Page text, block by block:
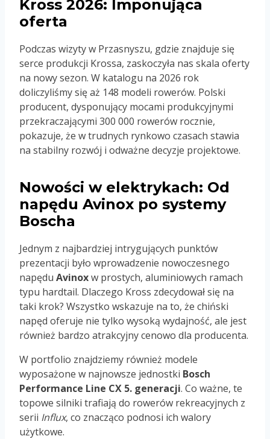
Kross 2026: Imponująca
oferta
Podczas wizyty w Przasnyszu, gdzie znajduje się
serce produkcji Krossa, zaskoczyła nas skala oferty
na nowy sezon. W katalogu na 2026 rok
doliczyliśmy się aż 148 modeli rowerów. Polski
producent, dysponujący mocami produkcyjnymi
przekraczającymi 300 000 rowerów rocznie,
pokazuje, że w trudnych rynkowo czasach stawia
na stabilny rozwój i odważne decyzje projektowe.
Nowości w elektrykach: Od
napędu Avinox po systemy
Boscha
Jednym z najbardziej intrygujących punktów
prezentacji było wprowadzenie nowoczesnego
napędu Avinoxw prostych, aluminiowych ramach
typu hardtail. Dlaczego Kross zdecydował się na
taki krok? Wszystko wskazuje na to, że chiński
napęd oferuje nie tylko wysoką wydajność, ale jest
również bardzo atrakcyjny cenowo dla producenta.
W portfolio znajdziemy również modele
wyposażone w najnowsze jednostki Bosch
Performance Line CX 5. generacji. Co ważne, te
topowe silniki trafiają do rowerów rekreacyjnych z
serii Influx, co znacząco podnosi ich walory
użytkowe.